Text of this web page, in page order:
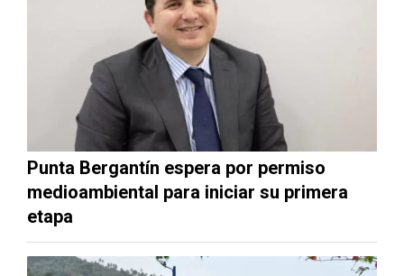
Punta Bergantín espera por permiso
medioambiental para iniciar su primera
etapa